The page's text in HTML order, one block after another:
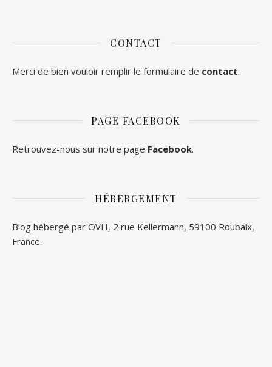
CONTACT
Merci de bien vouloir remplir le formulaire de contact.
PAGE FACEBOOK
Retrouvez-nous sur notre page Facebook.
HÉBERGEMENT
Blog hébergé par OVH, 2 rue Kellermann, 59100 Roubaix,
France.